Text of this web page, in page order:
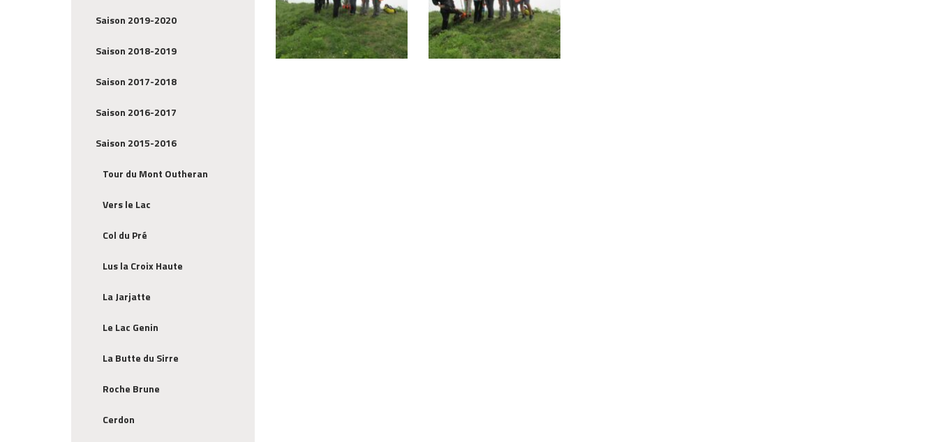
Saison 2019-2020
Saison 2018-2019
Saison 2017-2018
Saison 2016-2017
Saison 2015-2016
Tour du Mont Outheran
Vers le Lac
Col du Pré
Lus la Croix Haute
La Jarjatte
Le Lac Genin
La Butte du Sirre
Roche Brune
Cerdon